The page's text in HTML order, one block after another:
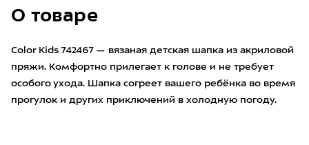
О товаре
Color Kids 742467 — вязаная детская шапка из акриловой
пряжи. Комфортно прилегает к голове и не требует
особого ухода. Шапка согреет вашего ребёнка во время
прогулок и других приключений в холодную погоду.